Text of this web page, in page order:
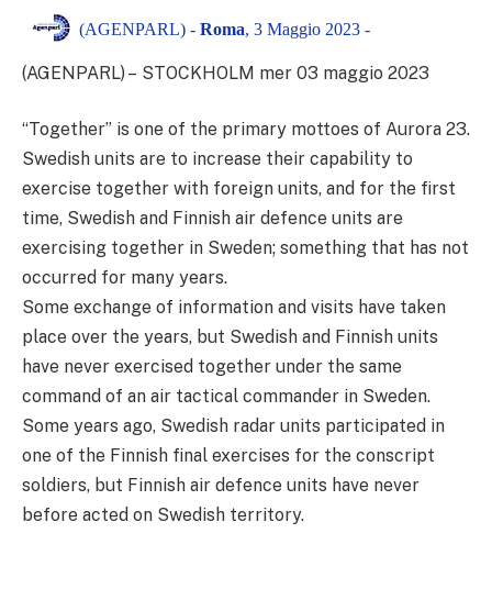
(AGENPARL) - Roma, 3 Maggio 2023 -
(AGENPARL) – STOCKHOLM mer 03 maggio 2023
“Together” is one of the primary mottoes of Aurora 23.
Swedish units are to increase their capability to
exercise together with foreign units, and for the first
time, Swedish and Finnish air defence units are
exercising together in Sweden; something that has not
occurred for many years.
Some exchange of information and visits have taken
place over the years, but Swedish and Finnish units
have never exercised together under the same
command of an air tactical commander in Sweden.
Some years ago, Swedish radar units participated in
one of the Finnish final exercises for the conscript
soldiers, but Finnish air defence units have never
before acted on Swedish territory.